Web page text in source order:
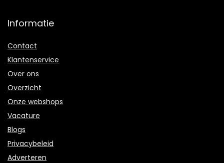
Informatie
Contact
Klantenservice
Over ons
Overzicht
Onze webshops
Vacature
Blogs
Privacybeleid
Adverteren